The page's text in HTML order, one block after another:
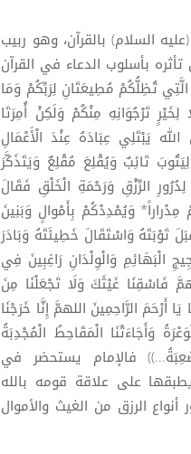
السلام) بالقرآن، وهو ربيب
تأثره بأسلوب الدعاء في القرآن
الَّتِي تُظِلُّكُمْ مُطِيعَتَانِ لِرَبِّكُمْ وَمَا
تَرْجُوَانِهِ مِنْكُمْ وَلَكِنْ أُمِرَتَا
يَبْتَلِي عِبَادَهُ عِنْدَ الْأَعْمَالِ
تَائِبٌ وَيُقْلِعَ مُقْلِعٌ وَيَتَذَكَّرَ
الرِّزْقِ وَرَحْمَةِ الْخَلْقِ فَقَالَ
وَيُمْدِدْكُمْ بِأَمْوالٍ وَبَنِينَ
فَرَحِمَ الله امْرَأً اسْتَقْبَلَ تَوْبَتَهُ وَاسْتَقَالَ خَطِيئَتَهُ وَبَادَرَ
الْبَهَائِمِ وَالْوِلْدَانِ رَاغِبِينَ فِي
فَاسْقِنَا غَيْثَكَ وَلَا تَجْعَلْنَا مِنَ
أَرْحَمَ الرَّاحِمِينَ اللهمَّ إِنَّا خَرَجْنَا
وَأَجَاءَتْنَا الْمَقَاحِطُ الْمُجْدِبَةُ
فالإمام يستحضر في
على علاقة قومه بالله
الرزق من الغيث والأموال